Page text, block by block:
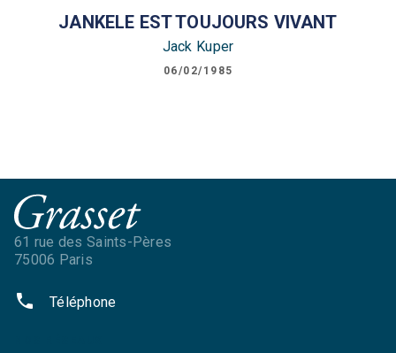
JANKELE EST TOUJOURS VIVANT
Jack Kuper
06/02/1985
61 rue des Saints-Pères
75006 Paris
phone Téléphone